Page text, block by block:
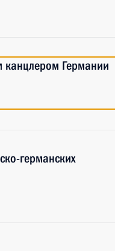
канцлером Германии
германских